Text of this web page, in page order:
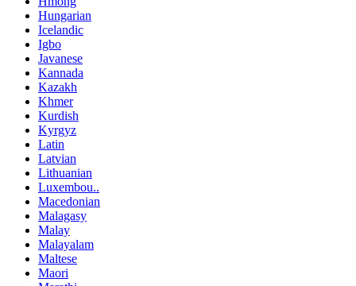
Hungarian
Icelandic
Igbo
Javanese
Kannada
Kazakh
Khmer
Kurdish
Kyrgyz
Latin
Latvian
Lithuanian
Luxembou..
Macedonian
Malagasy
Malay
Malayalam
Maltese
Maori